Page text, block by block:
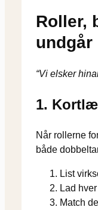
Roller,
“Vi elsker
1.
Når rollerne
både
List
Lad
Match